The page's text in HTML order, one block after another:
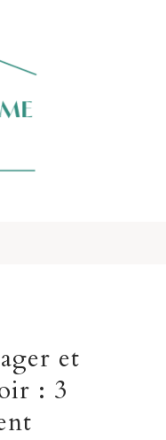
et
: 3